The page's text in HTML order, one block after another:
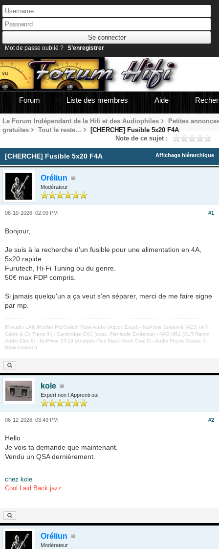
Mot de passe oublié ? S’enregistrer
Forum Liste des membres Aide
Le Forum Indépendant de la Hifi et des Audiophiles
Petites
gratuites
Tout le reste...
[CHERCHE] Fusible 5x20 F4A
Note de ce sujet :
Affichage hiérarchique
[CHERCHE] Fusible 5x20 F4A
Oréliun
Modérateur
#1
06-10-2026, 02:09 PM
Bonjour,
Je suis à la recherche d'un fusible pour une alimentation en 4A,
5x20 rapide.
Furutech, Hi-Fi Tuning ou du genre.
50€ max FDP compris.
Si jamais quelqu'un a ça veut s'en séparer, merci de me faire signe
par mp.
iFi Audio LAN iPurifier Pro/Switch Rose Audio (Aqvox Excel) - NuPrime Stream-9 (AES Hi-Fi
Câble & Co Trans III) - Cambridge CXC (coax. Plénitude Évidence) - NAD M51 (XLR Ramm
Audio Elite 8) - NuPrime ST-10 (Analysis Plus Black Mesh Oval 9) - Audio Physic Classic 3 -
B&W ASW610
kole
Expert non ! Apprenti oui.
#2
06-12-2026, 03:49 PM
Hello
Je vois ta demande que maintenant.
Vendu un QSA dernièrement.
chez kole
Cool Laid Back jazz
Oréliun
Modérateur